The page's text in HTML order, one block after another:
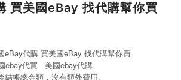
買美國eBay 找代購幫你買
eBay代購 買美國eBay 找代購幫你買
ebay代買
美國ebay代購
帳總金額，沒有額外費用。